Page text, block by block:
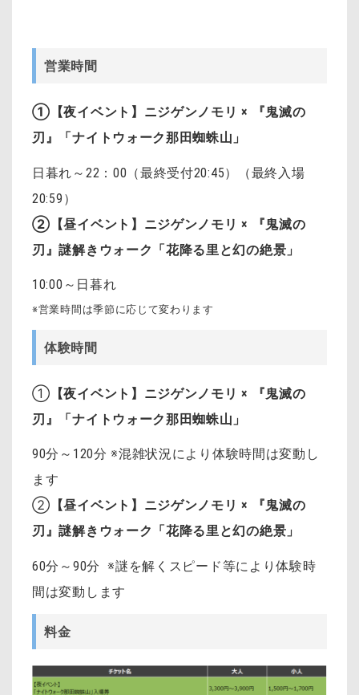
営業時間
①【夜イベント】ニジゲンノモリ × 『鬼滅の
刃』「ナイトウォーク那田蜘蛛山」
日暮れ～22：00（最終受付20:45）（最終入場
20:59）
② 【昼イベント】ニジゲンノモリ × 『鬼滅の
刃』謎解きウォーク「花降る里と幻の絶景」
10:00～日暮れ
※営業時間は季節に応じて変わります
体験時間
① 【夜イベント】ニジゲンノモリ × 『鬼滅の
刃』「ナイトウォーク那田蜘蛛山」
90分～120分 ※混雑状況により体験時間は変動し
ます
② 【昼イベント】ニジゲンノモリ × 『鬼滅の
刃』謎解きウォーク「花降る里と幻の絶景」
60分～90分 ※謎を解くスピード等により体験時
間は変動します
料金